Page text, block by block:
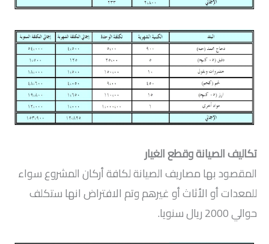
تكاليف الصيانة وقطع الغيار
المقصود بها مصاريف الصيانة لكافة أركان المشروع سواء
للمعدات أو الأثاث أو غيرهم وتم الافتراض انها ستكلف
حوالي 2000 ريال سنويا.